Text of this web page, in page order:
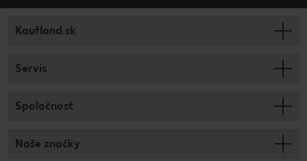
Kaufland.sk
Servis
Spoločnosť
Naše značky